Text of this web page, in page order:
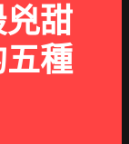
兇甜
種